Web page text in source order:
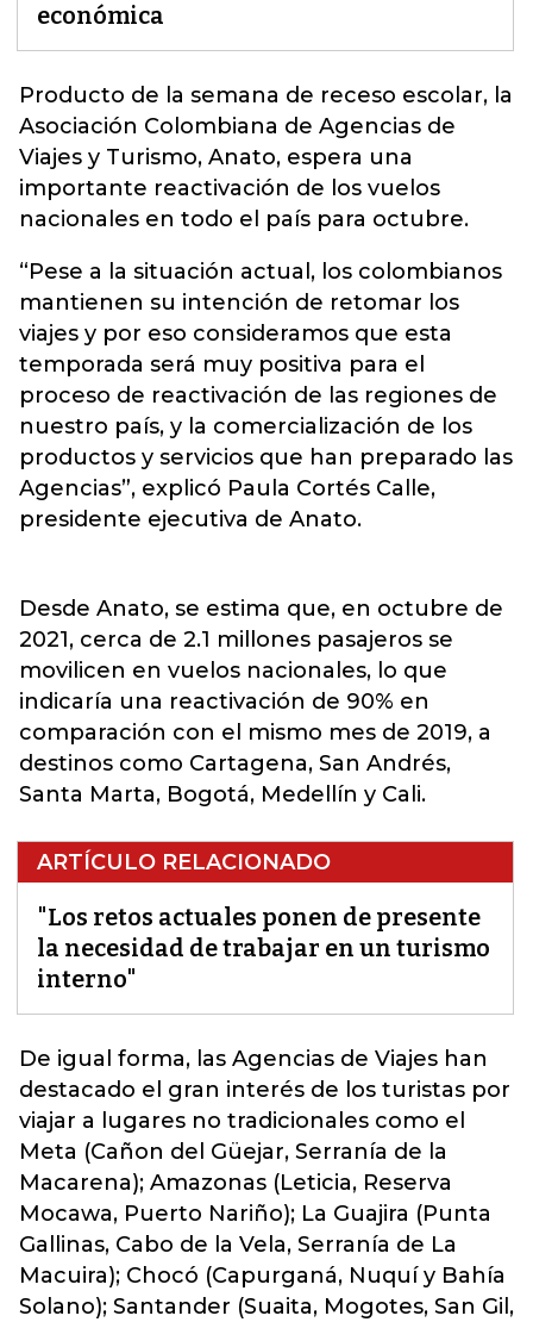
económica
Producto de la semana de receso escolar, la
Asociación Colombiana de Agencias de
Viajes y Turismo, Anato, espera una
importante reactivación de los vuelos
nacionales en todo el país para octubre.
“Pese a la situación actual, los colombianos
mantienen su intención de retomar los
viajes y por eso consideramos que esta
temporada será muy positiva para el
proceso de reactivación de las regiones de
nuestro país, y la comercialización de los
productos y servicios que han preparado las
Agencias”, explicó Paula Cortés Calle,
presidente ejecutiva de Anato.
Desde Anato, se estima que, en octubre de
2021, cerca de 2.1 millones pasajeros se
movilicen en vuelos nacionales, lo que
indicaría una reactivación de 90% en
comparación con el mismo mes de 2019, a
destinos como Cartagena, San Andrés,
Santa Marta, Bogotá, Medellín y Cali.
ARTÍCULO RELACIONADO
"Los retos actuales ponen de presente
la necesidad de trabajar en un turismo
interno"
De igual forma, las Agencias de Viajes han
destacado el gran interés de los turistas por
viajar a lugares no tradicionales como el
Meta (Cañon del Güejar, Serranía de la
Macarena); Amazonas (Leticia, Reserva
Mocawa, Puerto Nariño); La Guajira (Punta
Gallinas, Cabo de la Vela, Serranía de La
Macuira); Chocó (Capurganá, Nuquí y Bahía
Solano); Santander (Suaita, Mogotes, San Gil,